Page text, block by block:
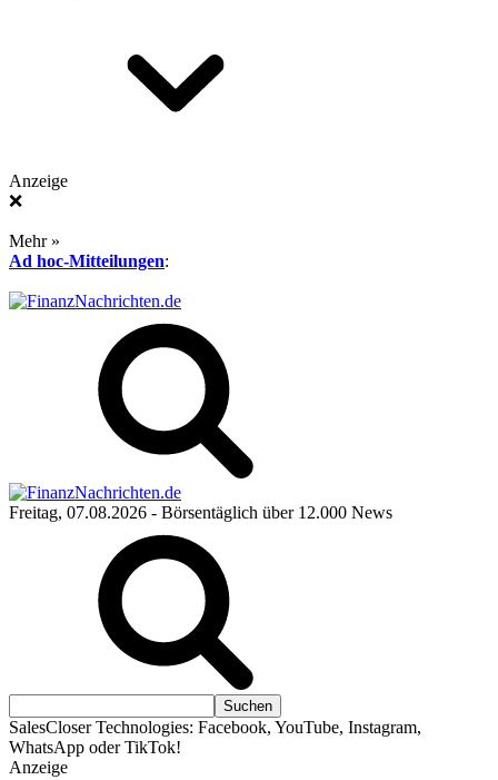
Anzeige
❌
Mehr »
Ad hoc-Mitteilungen:
Freitag, 07.08.2026 - Börsentäglich über 12.000 News
SalesCloser Technologies: Facebook, YouTube, Instagram,
WhatsApp oder TikTok!
Anzeige